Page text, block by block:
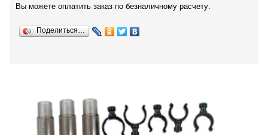
Вы можете оплатить заказ по безналичному расчету.
Поделиться…